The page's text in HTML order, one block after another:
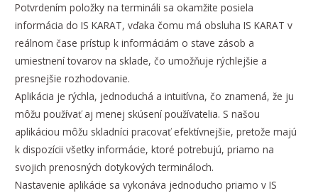
Potvrdením položky na termináli sa okamžite posiela
informácia do IS KARAT, vďaka čomu má obsluha IS KARAT v
reálnom čase prístup k informáciám o stave zásob a
umiestnení tovarov na sklade, čo umožňuje rýchlejšie a
presnejšie rozhodovanie.
Aplikácia je rýchla, jednoduchá a intuitívna, čo znamená, že ju
môžu používať aj menej skúsení používatelia. S našou
aplikáciou môžu skladníci pracovať efektívnejšie, pretože majú
k dispozícii všetky informácie, ktoré potrebujú, priamo na
svojich prenosných dotykových termináloch.
Nastavenie aplikácie sa vykonáva jednoducho priamo v IS